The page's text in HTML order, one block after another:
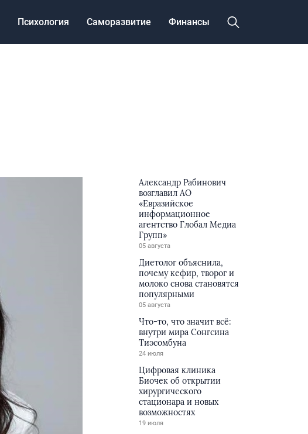
Психология Саморазвитие Финансы
Александр Рабинович
возглавил АО
«Евразийское
информационное
агентство Глобал Медиа
Групп»
05 августа
Диетолог объяснила,
почему кефир, творог и
молоко снова становятся
популярными
05 августа
Что-то, что значит всё:
внутри мира Сонгсина
Тиэсомбуна
24 июля
Цифровая клиника
Биочек об открытии
хирургического
стационара и новых
возможностях
19 июля